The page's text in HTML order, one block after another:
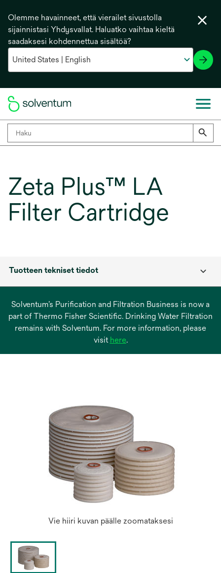
Olemme havainneet, että vierailet sivustolla
sijainnistasi Yhdysvallat. Haluatko vaihtaa kieltä
saadaksesi kohdennettua sisältöä?
Zeta Plus™ LA
Filter Cartridge
Tuotteen tekniset tiedot
Solventum’s Purification and Filtration Business is now a
part of Thermo Fisher Scientific. Drinking Water Filtration
remains with Solventum. For more information, please
visit hereopens
.
Vie hiiri kuvan päälle zoomataksesi